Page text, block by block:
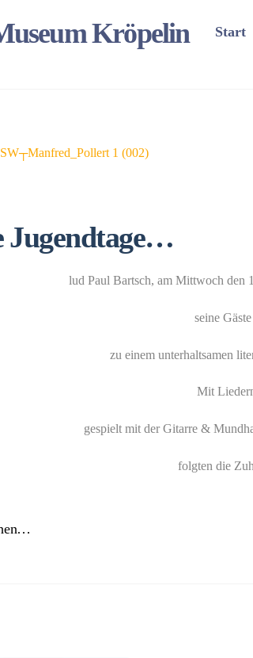
Kröpelin Start
Jugendtage…
lud Paul Bartsch, am Mittwoch den
seine
zu einem unterhaltsamen
Mit
gespielt mit der Gitarre &
folgten die